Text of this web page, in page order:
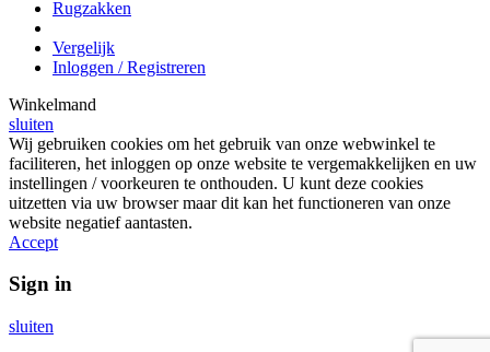
Rugzakken
Vergelijk
Inloggen / Registreren
Winkelmand
sluiten
Wij gebruiken cookies om het gebruik van onze webwinkel te
faciliteren, het inloggen op onze website te vergemakkelijken en uw
instellingen / voorkeuren te onthouden. U kunt deze cookies
uitzetten via uw browser maar dit kan het functioneren van onze
website negatief aantasten.
Accept
Sign in
sluiten